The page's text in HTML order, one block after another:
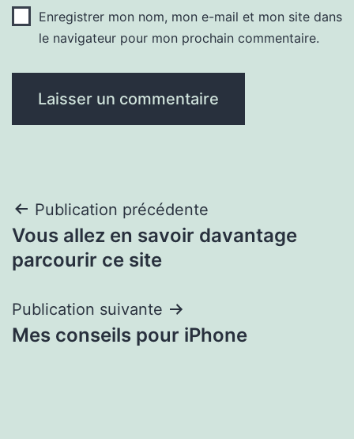
Enregistrer mon nom, mon e-mail et mon site dans
le navigateur pour mon prochain commentaire.
Navigation
de
Publication précédente
Vous allez en savoir davantage
parcourir ce site
Publication suivante
Mes conseils pour iPhone